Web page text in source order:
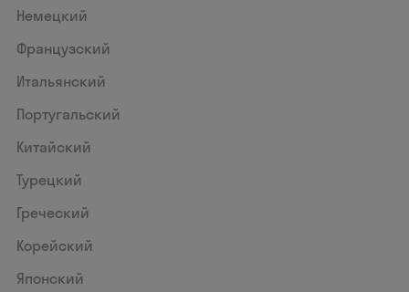
Немецкий
Французский
Итальянский
Португальский
Китайский
Турецкий
Греческий
Корейский
Японский